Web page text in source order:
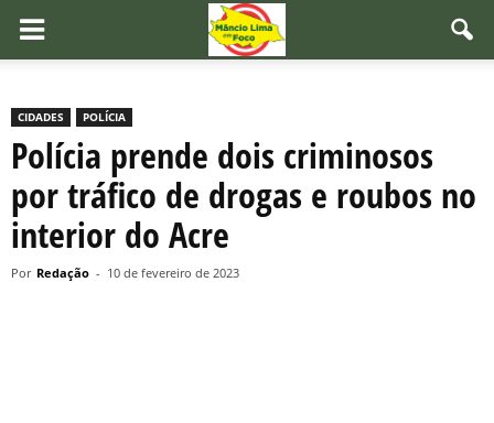
CIDADES POLÍCIA
Polícia prende dois criminosos
por tráfico de drogas e roubos no
interior do Acre
Por Redação - 10 de fevereiro de 2023